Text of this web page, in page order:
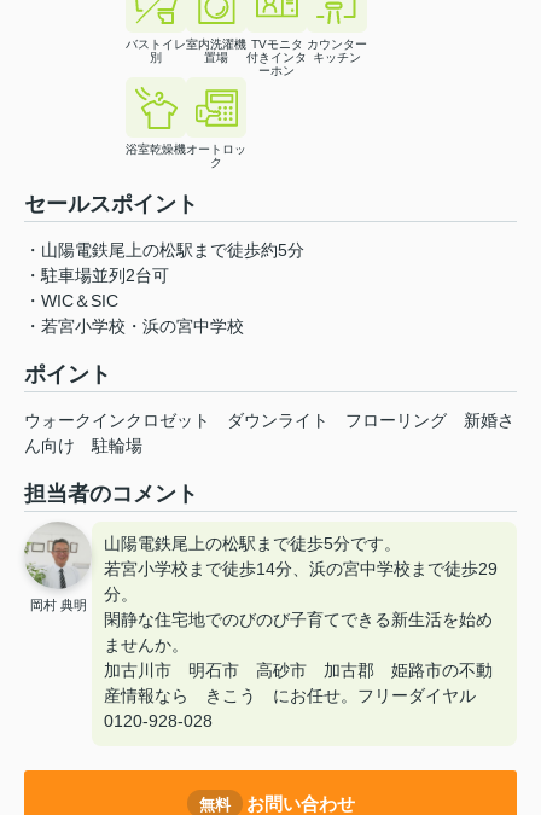
バストイレ
別
室内洗濯機
置場
TVモニタ
付きインタ
ーホン
カウンター
キッチン
浴室乾燥機オートロッ
ク
セールスポイント
・山陽電鉄尾上の松駅まで徒歩約5分
・駐車場並列2台可
・WIC＆SIC
・若宮小学校・浜の宮中学校
ポイント
ウォークインクロゼット ダウンライト フローリング
新婚さ
ん向け
駐輪場
担当者のコメント
岡村 典明
山陽電鉄尾上の松駅まで徒歩5分です。
若宮小学校まで徒歩14分、浜の宮中学校まで徒歩29
分。
閑静な住宅地でのびのび子育てできる新生活を始め
ませんか。
加古川市 明石市 高砂市 加古郡 姫路市の不動
産情報なら きこう にお任せ。フリーダイヤル
0120-928-028
無料 お問い合わせ